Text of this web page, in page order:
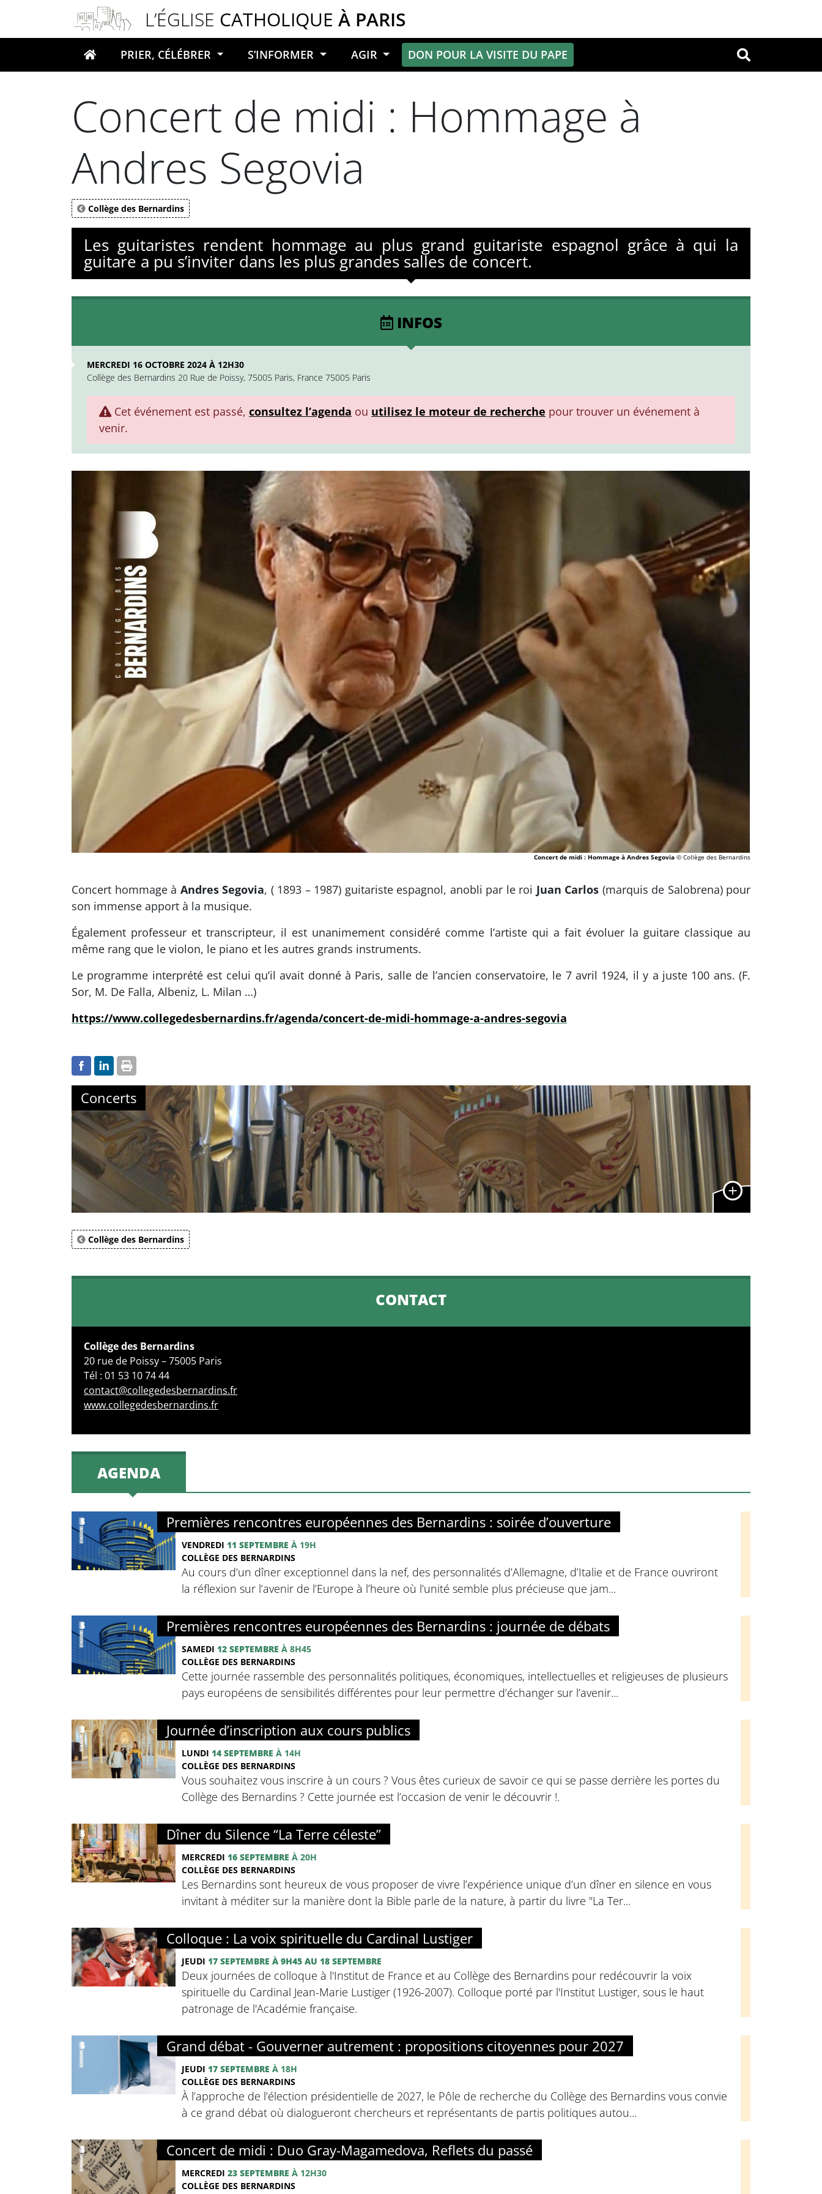
L’ÉGLISE CATHOLIQUE À PARIS
Votre recherche OK
PRIER, CÉLÉBRER S’INFORMER AGIR DON POUR LA VISITE DU PAPE
Concert de midi : Hommage à
Andres Segovia
Collège des Bernardins
Les guitaristes rendent hommage au plus grand guitariste espagnol grâce à qui la
guitare a pu s’inviter dans les plus grandes salles de concert.
INFOS
MERCREDI 16 OCTOBRE 2024 À 12H30
Collège des Bernardins 20 Rue de Poissy, 75005 Paris, France 75005 Paris
Cet événement est passé, consultez l’agenda ou utilisez le moteur de recherche pour trouver un événement à
venir.
Concert de midi : Hommage à Andres Segovia © Collège des Bernardins
Concert hommage à Andres Segovia, ( 1893 – 1987) guitariste espagnol, anobli par le roi Juan Carlos (marquis de Salobrena) pour
son immense apport à la musique.
Également professeur et transcripteur, il est unanimement considéré comme l’artiste qui a fait évoluer la guitare classique au
même rang que le violon, le piano et les autres grands instruments.
Le programme interprété est celui qu’il avait donné à Paris, salle de l’ancien conservatoire, le 7 avril 1924, il y a juste 100 ans. (F.
Sor, M. De Falla, Albeniz, L. Milan …)
https://www.collegedesbernardins.fr/agenda/concert-de-midi-hommage-a-andres-segovia
Concerts
Collège des Bernardins
CONTACT
Collège des Bernardins
20 rue de Poissy – 75005 Paris
Tél : 01 53 10 74 44
contact@collegedesbernardins.fr
www.collegedesbernardins.fr
AGENDA
Premières rencontres européennes des Bernardins : soirée d’ouverture
VENDREDI 11 SEPTEMBRE À 19H
COLLÈGE DES BERNARDINS
Au cours d’un dîner exceptionnel dans la nef, des personnalités d’Allemagne, d’Italie et de France ouvriront
la réflexion sur l’avenir de l’Europe à l’heure où l’unité semble plus précieuse que jam...
Premières rencontres européennes des Bernardins : journée de débats
SAMEDI 12 SEPTEMBRE À 8H45
COLLÈGE DES BERNARDINS
Cette journée rassemble des personnalités politiques, économiques, intellectuelles et religieuses de plusieurs
pays européens de sensibilités différentes pour leur permettre d’échanger sur l’avenir...
Journée d’inscription aux cours publics
LUNDI 14 SEPTEMBRE À 14H
COLLÈGE DES BERNARDINS
Vous souhaitez vous inscrire à un cours ? Vous êtes curieux de savoir ce qui se passe derrière les portes du
Collège des Bernardins ? Cette journée est l’occasion de venir le découvrir !.
Dîner du Silence “La Terre céleste”
MERCREDI 16 SEPTEMBRE À 20H
COLLÈGE DES BERNARDINS
Les Bernardins sont heureux de vous proposer de vivre l’expérience unique d’un dîner en silence en vous
invitant à méditer sur la manière dont la Bible parle de la nature, à partir du livre "La Ter...
Colloque : La voix spirituelle du Cardinal Lustiger
JEUDI 17 SEPTEMBRE À 9H45 AU 18 SEPTEMBRE
Deux journées de colloque à l'Institut de France et au Collège des Bernardins pour redécouvrir la voix
spirituelle du Cardinal Jean-Marie Lustiger (1926-2007). Colloque porté par l'Institut Lustiger, sous le haut
patronage de l'Académie française.
Grand débat - Gouverner autrement : propositions citoyennes pour 2027
JEUDI 17 SEPTEMBRE À 18H
COLLÈGE DES BERNARDINS
À l’approche de l’élection présidentielle de 2027, le Pôle de recherche du Collège des Bernardins vous convie
à ce grand débat où dialogueront chercheurs et représentants de partis politiques autou...
Concert de midi : Duo Gray-Magamedova, Reflets du passé
MERCREDI 23 SEPTEMBRE À 12H30
COLLÈGE DES BERNARDINS
Panneau de gestion des cookies